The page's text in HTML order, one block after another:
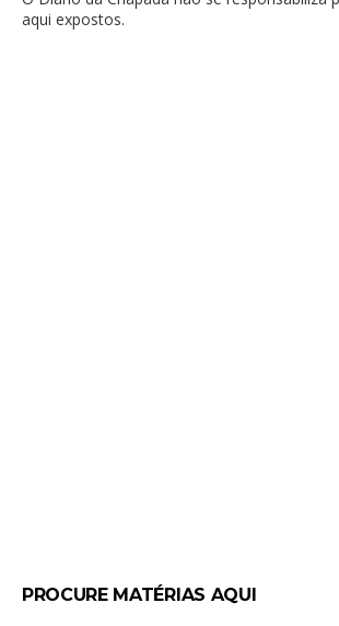
aqui expostos.
PROCURE MATÉRIAS AQUI